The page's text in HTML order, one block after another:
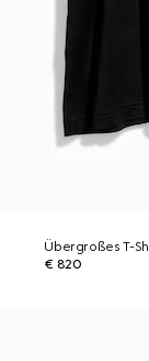
Übergroßes T-
€ 820